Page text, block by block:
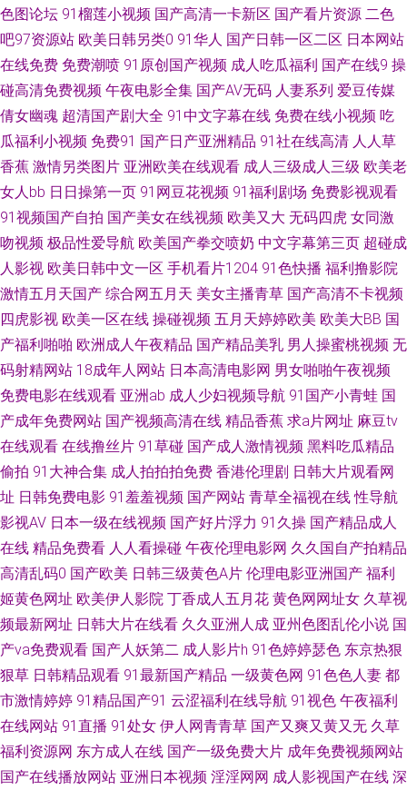
线看 91视频在线手机播放 91亚洲不用下载免费 第一福利成人AV导航 久操精
品视频在线观看 91超碰碰 欧美日韩另类亚洲色网 91论坛视频在线 91破解版
免费入口 欧美日韩国产成人精品 91麻豆高清视频 亚洲福利一起区二区 97在
线偷拍视频 91国产丝袜麻豆系列 国产在线久草 亚洲天堂色色 国产成人精品
玖玖 91精东福利片 毛片夜夜91 91福利论坛91 久草资源网站 91大神视频在
线播放 国产精品第四页 无码永久免费 91在线视频国产 日日视频人妻66人要
国产视频熟99 91插吧 久久成人黄色网 久久a久久 aV无玛免费直播间 97青青
草草 人妻在线国产精品 亚洲天堂网www精选 少妇系列 91看黄淫大片 探花
对白清晰 91黑丝美女在线观看 亚洲日韩国产久久 国产精品第四页 亚洲肉肉
网 东方AV免费看 深夜男人天堂av 户外日韩久 91麻豆精品传媒在线 蜜桃伊人
久久 91视频东京热 男人色色天堂91 91久久日韩 精品一二三四匹 91超碰亚
波多野结衣先峰影音 色Yellow网站 黑丝AV第一页 激情综合五月天 97人妻人
人色 欧美成人 婷婷五月天se 91禽我视频免费在线观看 桃色午夜天 国产日韩
欧美福利导航 欧美久久伊人 aV无玛免费直播间 91麻豆精品传媒视频 久久网
站 女人心AV网站 精品区熟女 成人永久 91秦先生在线播放 91原创搭讪在线
观看 视频国产91 av中文福利 91成人进入入口 欧美不卡码 91久久日韩 欧美
色图论坛 91榴莲小视频 国产高清一卡新区 国产看片资源 二色
吧97资源站 欧美日韩另类0 91华人 国产日韩一区二区 日本网站
在线免费 免费潮喷 91原创国产视频 成人吃瓜福利 国产在线9 操
碰高清免费视频 午夜电影全集 国产AV无码 人妻系列 爱豆传媒
倩女幽魂 超清国产剧大全 91中文字幕在线 免费在线小视频 吃
瓜福利小视频 免费91 国产日产亚洲精品 91社在线高清 人人草
香蕉 激情另类图片 亚洲欧美在线观看 成人三级成人三级 欧美老
女人bb 日日操第一页 91网豆花视频 91福利剧场 免费影视观看
91视频国产自拍 国产美女在线视频 欧美又大 无码四虎 女同激
吻视频 极品性爱导航 欧美国产拳交喷奶 中文字幕第三页 超碰成
人影视 欧美日韩中文一区 手机看片1204 91色快播 福利撸影院
激情五月天国产 综合网五月天 美女主播青草 国产高清不卡视频
四虎影视 欧美一区在线 操碰视频 五月天婷婷欧美 欧美大BB 国
产福利啪啪 欧洲成人午夜精品 国产精品美乳 男人操蜜桃视频 无
码射精网站 18成年人网站 日本高清电影网 男女啪啪午夜视频
免费电影在线观看 亚洲ab 成人少妇视频导航 91国产小青蛙 国
产成年免费网站 国产视频高清在线 精品香蕉 求a片网址 麻豆tv
在线观看 在线撸丝片 91草碰 国产成人激情视频 黑料吃瓜精品
偷拍 91大神合集 成人拍拍拍免费 香港伦理剧 日韩大片观看网
址 日韩免费电影 91羞羞视频 国产网站 青草全福视在线 性导航
影视AV 日本一级在线视频 国产好片浮力 91久操 国产精品成人
在线 精品免费看 人人看操碰 午夜伦理电影网 久久国自产拍精品
高清乱码0 国产欧美 日韩三级黄色A片 伦理电影亚洲国产 福利
姬黄色网址 欧美伊人影院 丁香成人五月花 黄色网网址女 久草视
频最新网址 日韩大片在线看 久久亚洲人成 亚州色图乱伦小说 国
产va免费观看 国产人妖第二 成人影片h 91色婷婷瑟色 东京热狠
狠草 日韩精品观看 91最新国产精品 一级黄色网 91色色人妻 都
市激情婷婷 91精品国产91 云涩福利在线导航 91视色 午夜福利
在线网站 91直播 91处女 伊人网青青草 国产又爽又黄又无 久草
福利资源网 东方成人在线 国产一级免费大片 成年免费视频网站
国产在线播放网站 亚洲日本视频 淫淫网网 成人影视国产在线 深